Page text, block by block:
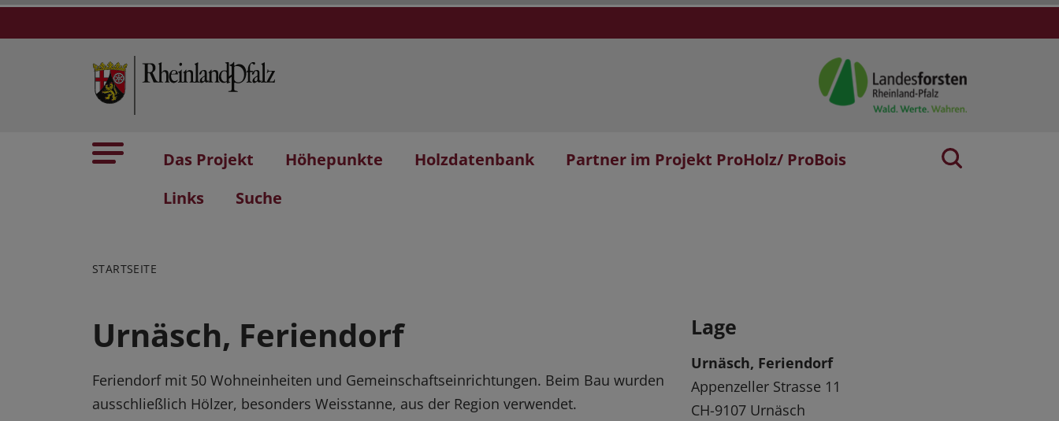
Das Projekt Höhepunkte Holzdatenbank
Partner im Projekt ProHolz/ ProBois
Links
Suche
STARTSEITE
Urnäsch, Feriendorf
Feriendorf mit 50 Wohneinheiten und Gemeinschaftseinrichtungen. Beim Bau wurden
ausschließlich Hölzer, besonders Weisstanne, aus der Region verwendet.
Lage
Urnäsch, Feriendorf
Appenzeller Strasse 11
CH-9107 Urnäsch